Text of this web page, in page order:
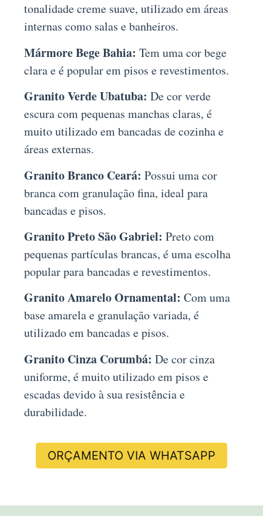
tonalidade creme suave, utilizado em áreas
internas como salas e banheiros.
Mármore Bege Bahia: Tem uma cor bege
clara e é popular em pisos e revestimentos.
Granito Verde Ubatuba: De cor verde
escura com pequenas manchas claras, é
muito utilizado em bancadas de cozinha e
áreas externas.
Granito Branco Ceará: Possui uma cor
branca com granulação fina, ideal para
bancadas e pisos.
Granito Preto São Gabriel: Preto com
pequenas partículas brancas, é uma escolha
popular para bancadas e revestimentos.
Granito Amarelo Ornamental: Com uma
base amarela e granulação variada, é
utilizado em bancadas e pisos.
Granito Cinza Corumbá: De cor cinza
uniforme, é muito utilizado em pisos e
escadas devido à sua resistência e
durabilidade.
ORÇAMENTO VIA WHATSAPP